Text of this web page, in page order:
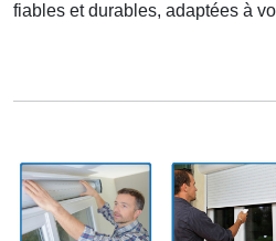
fiables et durables, adaptées à